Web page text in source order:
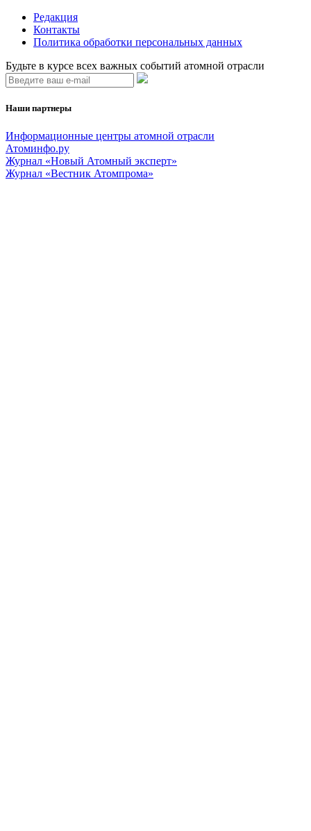
Редакция
Контакты
Политика обработки персональных данных
Будьте в курсе всех важных событий атомной отрасли
Наши партнеры
Информационные центры атомной отрасли
Атоминфо.ру
Журнал «Новый Атомный эксперт»
Журнал «Вестник Атомпрома»